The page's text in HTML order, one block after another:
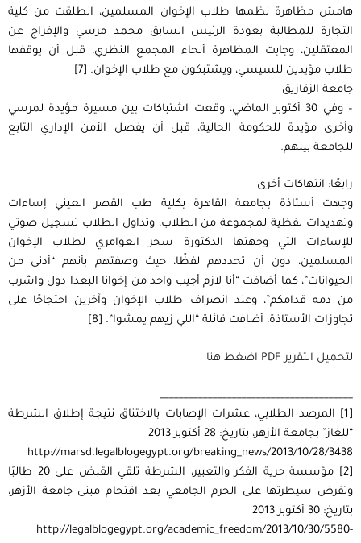
هامش مظاهرة نظمها طلاب الإخوان المسلمين، انطلقت من كلية
التجارة للمطالبة بعودة الرئيس السابق محمد مرسي والإفراج عن
المعتقلين، وجابت المظاهرة أنحاء المجمع النظري، قبل أن يوقفها
طلاب مؤيدين للسيسي، ويشتبكون مع طلاب الإخوان. [7]
جامعة الزقازيق
– وفي 30 أكتوبر الماضي، وقعت اشتباكات بين مسيرة مؤيدة لمرسي
وأخرى مؤيدة للحكومة الحالية، قبل أن يفصل الأمن الإداري التابع
للجامعة بينهم.
رابعًا: انتهاكات أخرى
وجهت أستاذة بجامعة القاهرة بكلية طب القصر العيني إساءات
وتهديدات لفظية لمجموعة من الطلاب، وتداول الطلاب تسجيل صوتي
للإساءات التي وجهتها الدكتورة سحر العوامري لطلاب الإخوان
المسلمين، دون أن تحددهم لفظًا، حيث وصفتهم بأنهم “أدنى من
الحيوانات”، كما أضافت “أنا لازم أجيب واحد من إخوانا البعدا دول واشرب
من دمه قدامكم”، وعند انصراف طلاب الإخوان وآخرين احتجاجًا على
تجاوزات الأستاذة، أضافت قائلة “اللي زيهم يمشوا”. [8]
لتحميل التقرير PDF اضغط هنا
________________________________________
[1] المرصد الطلابي، عشرات الإصابات بالاختناق نتيجة إطلاق الشرطة
“للغاز” بجامعة الأزهر، بتاريخ: 28 أكتوبر 2013
http://marsd.legalblogegypt.org/breaking_news/2013/10/28/3438
[2] مؤسسة حرية الفكر والتعبير، الشرطة تلقي القبض على 20 طالبًا
وتفرض سيطرتها على الحرم الجامعي بعد اقتحام مبنى جامعة الأزهر،
بتاريخ: 30 أكتوبر 2013
http://legalblogegypt.org/academic_freedom/2013/10/30/5580-